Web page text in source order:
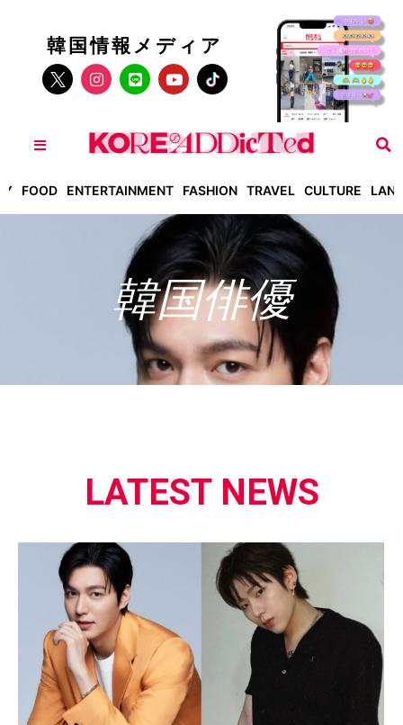
韓国情報メディア
FOOD ENTERTAINMENT FASHION TRAVEL CULTURE
韓国俳優
LATEST NEWS